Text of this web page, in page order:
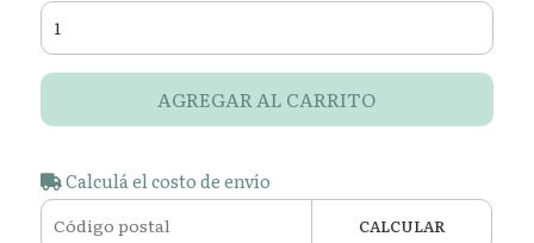
AGREGAR AL CARRITO
Calculá el costo de envío
CALCULAR